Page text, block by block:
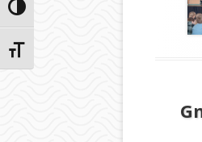
Przełącz wysoki kontrast
Zmień rozmiar czcionek